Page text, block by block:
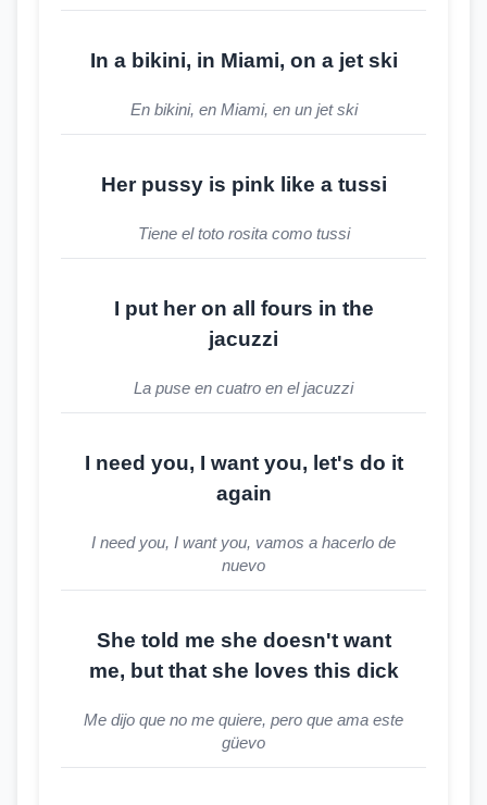
In a bikini, in Miami, on a jet ski
En bikini, en Miami, en un jet ski
Her pussy is pink like a tussi
Tiene el toto rosita como tussi
I put her on all fours in the
jacuzzi
La puse en cuatro en el jacuzzi
I need you, I want you, let's do it
again
I need you, I want you, vamos a hacerlo de
nuevo
She told me she doesn't want
me, but that she loves this dick
Me dijo que no me quiere, pero que ama este
güevo